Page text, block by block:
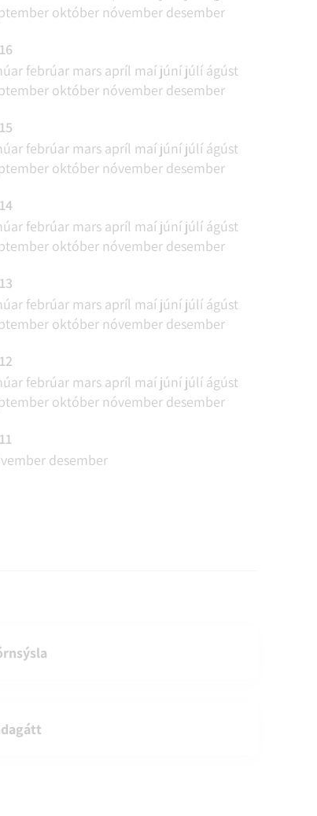
október nóvember desember
febrúar mars apríl maí júní júlí ágúst
október nóvember desember
febrúar mars apríl maí júní júlí ágúst
október nóvember desember
febrúar mars apríl maí júní júlí ágúst
október nóvember desember
febrúar mars apríl maí júní júlí ágúst
október nóvember desember
febrúar mars apríl maí júní júlí ágúst
október nóvember desember
desember